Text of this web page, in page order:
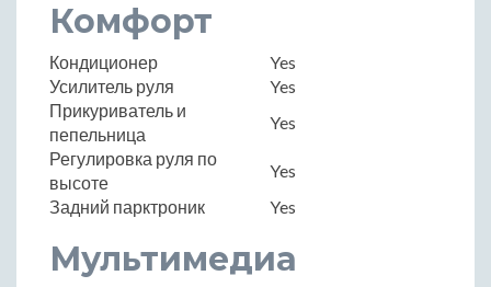
Комфорт
Кондиционер
Yes
Усилитель руля
Yes
Прикуриватель и
пепельница
Yes
Регулировка руля по
высоте
Yes
Задний парктроник
Yes
Мультимедиа